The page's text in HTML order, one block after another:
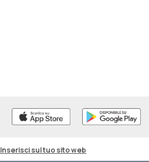
Inserisci sul tuo sito web